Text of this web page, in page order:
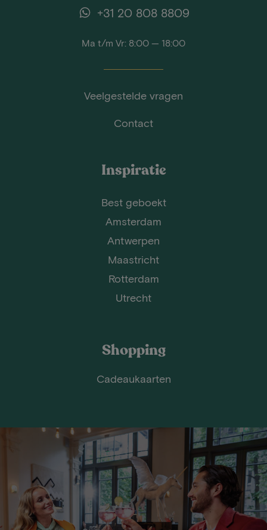
+31 20 808 8809
Ma t/m Vr: 8:00 — 18:00
Veelgestelde vragen
Contact
Inspiratie
Best geboekt
Amsterdam
Antwerpen
Maastricht
Rotterdam
Utrecht
Shopping
Cadeaukaarten